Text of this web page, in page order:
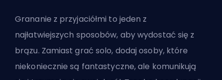
Grananie z przyjaciółmi to jeden z
najłatwiejszych sposobów, aby wydostać się z
brązu. Zamiast grać solo, dodaj osoby, które
niekoniecznie są fantastyczne, ale komunikują